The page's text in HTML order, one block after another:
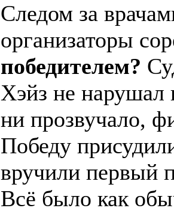
Следом за
организаторы
победителем?
Хэйз не нарушал
ни прозвучало,
Победу
вручили первый
Всё было как